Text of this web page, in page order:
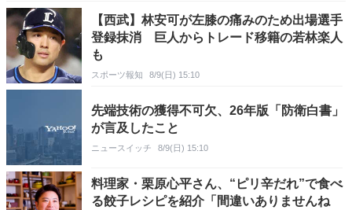
【西武】林安可が左膝の痛みのため出場選手
登録抹消 巨人からトレード移籍の若林楽人
も
スポーツ報知 8/9(日) 15:10
先端技術の獲得不可欠、26年版「防衛白書」
が言及したこと
ニュースイッチ 8/9(日) 15:10
料理家・栗原心平さん、“ピリ辛だれ”で食べ
る餃子レシピを紹介「間違いありませんね